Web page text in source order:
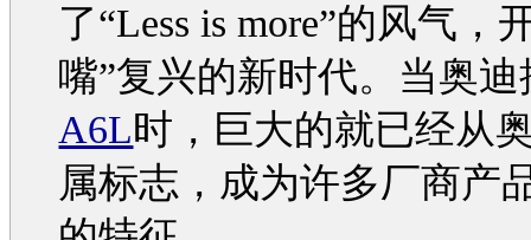
了“Less is more”的风气，
嘴”复兴的新时代。当奥迪
A6L时，巨大的就已经从
属标志，成为许多厂商产